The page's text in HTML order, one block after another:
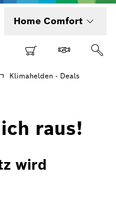
Home Comfort
Klimahelden - Deals
raus!
wird